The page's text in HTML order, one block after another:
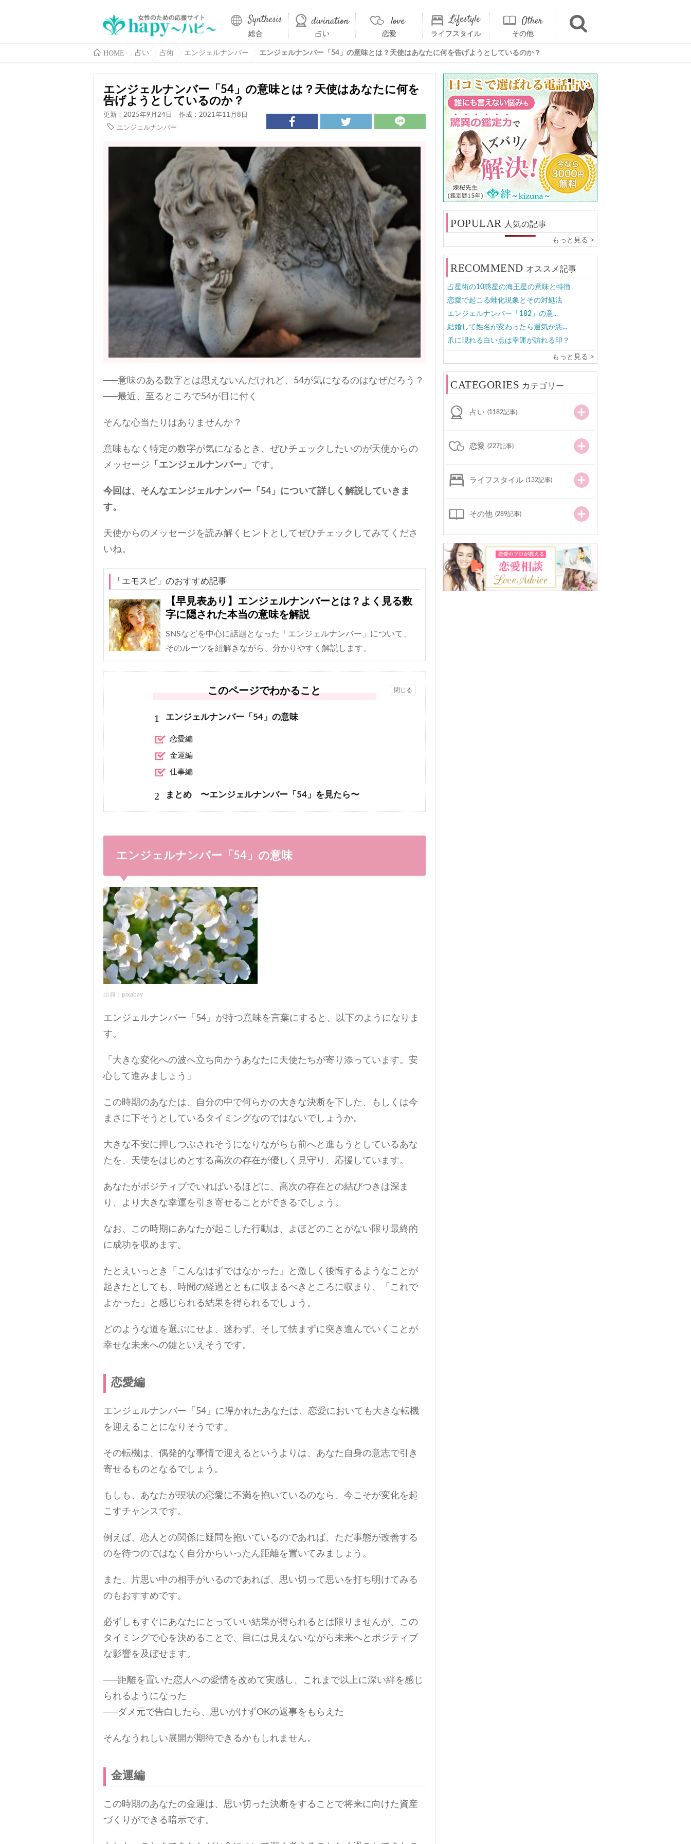
総合 占い 恋愛 ライフスタイル その他
HOME 占い 占術 エンジェルナンバー エンジェルナンバー「54」の意味とは？天使はあなたに何を告げようとしているのか？
エンジェルナンバー「54」の意味とは？天使はあなたに何を
告げようとしているのか？
更新：2025年9月24日
作成：2021年11月8日
エンジェルナンバー
──意味のある数字とは思えないんだけれど、54が気になるのはなぜだろう？
──最近、至るところで54が目に付く
そんな心当たりはありませんか？
意味もなく特定の数字が気になるとき、ぜひチェックしたいのが天使からの
メッセージ 「エンジェルナンバー」 です。
今回は、そんなエンジェルナンバー「54」について詳しく解説していきま
す。
天使からのメッセージを読み解くヒントとしてぜひチェックしてみてくださ
いね。
「エモスピ」のおすすめ記事
【早見表あり】エンジェルナンバーとは？よく見る数
字に隠された本当の意味を解説
SNSなどを中心に話題となった「エンジェルナンバー」について、
そのルーツを紐解きながら、分かりやすく解説します。
このページでわかること
1 エンジェルナンバー「54」の意味
恋愛編
金運編
仕事編
2 まとめ 〜エンジェルナンバー「54」を見たら〜
エンジェルナンバー「54」の意味
出典：pixabay
エンジェルナンバー「54」が持つ意味を言葉にすると、以下のようになりま
す。
「大きな変化への波へ立ち向かうあなたに天使たちが寄り添っています。安
心して進みましょう」
この時期のあなたは、自分の中で何らかの大きな決断を下した、もしくは今
まさに下そうとしているタイミングなのではないでしょうか。
大きな不安に押しつぶされそうになりながらも前へと進もうとしているあな
たを、天使をはじめとする高次の存在が優しく見守り、応援しています。
あなたがポジティブでいればいるほどに、高次の存在との結びつきは深ま
り、より大きな幸運を引き寄せることができるでしょう。
なお、この時期にあなたが起こした行動は、よほどのことがない限り最終的
に成功を収めます。
たとえいっとき「こんなはずではなかった」と激しく後悔するようなことが
起きたとしても、時間の経過とともに収まるべきところに収まり、「これで
よかった」と感じられる結果を得られるでしょう。
どのような道を選ぶにせよ、迷わず、そして怯まずに突き進んでいくことが
幸せな未来への鍵といえそうです。
恋愛編
エンジェルナンバー「54」に導かれたあなたは、恋愛においても大きな転機
を迎えることになりそうです。
その転機は、偶発的な事情で迎えるというよりは、あなた自身の意志で引き
寄せるものとなるでしょう。
もしも、あなたが現状の恋愛に不満を抱いているのなら、今こそが変化を起
こすチャンスです。
例えば、恋人との関係に疑問を抱いているのであれば、ただ事態が改善する
のを待つのではなく自分からいったん距離を置いてみましょう。
また、片思い中の相手がいるのであれば、思い切って思いを打ち明けてみる
のもおすすめです。
必ずしもすぐにあなたにとっていい結果が得られるとは限りませんが、この
タイミングで心を決めることで、目には見えないながら未来へとポジティブ
な影響を及ぼせます。
──距離を置いた恋人への愛情を改めて実感し、これまで以上に深い絆を感じ
られるようになった
──ダメ元で告白したら、思いがけずOKの返事をもらえた
そんなうれしい展開が期待できるかもしれません。
金運編
この時期のあなたの金運は、思い切った決断をすることで将来に向けた資産
づくりができる暗示です。
POPULAR 人気の記事
もっと見る >
RECOMMEND オススメ記事
占星術の10惑星の海王星の意味と特徴
恋愛で起こる蛙化現象とその対処法
エンジェルナンバー「182」の意...
結婚して姓名が変わったら運気が悪...
爪に現れる白い点は幸運が訪れる印？
もっと見る >
CATEGORIES カテゴリー
占い (1182記事)
恋愛 (227記事)
ライフスタイル (132記事)
その他 (289記事)